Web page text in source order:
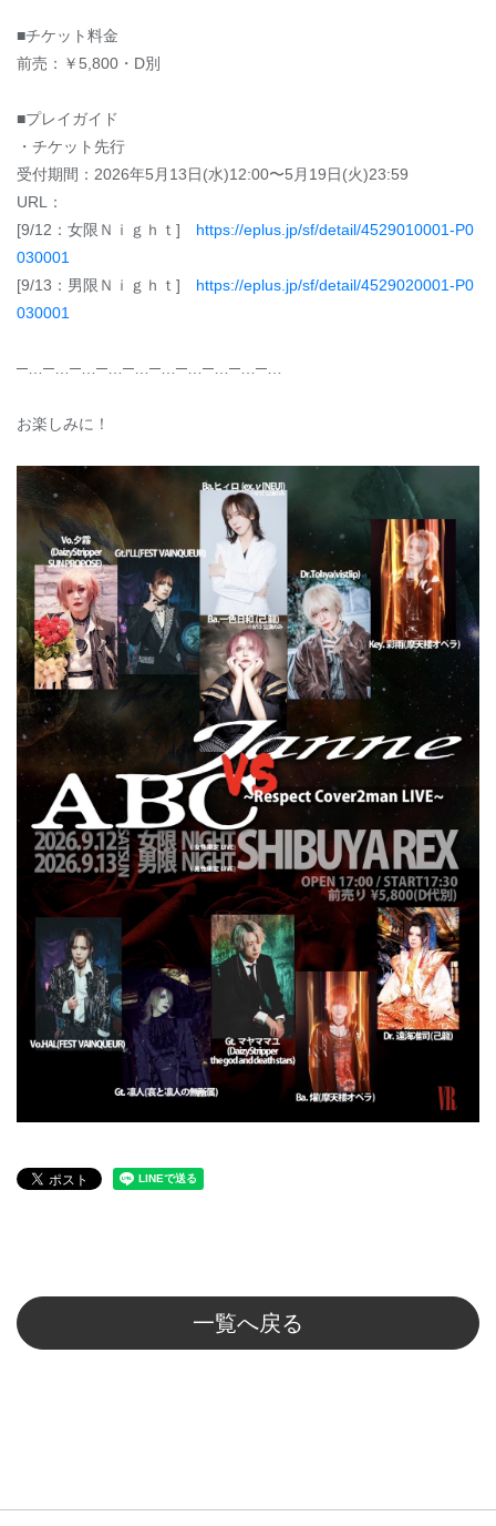
■チケット料金
前売：￥5,800・D別
■プレイガイド
・チケット先行
受付期間：2026年5月13日(水)12:00〜5月19日(火)23:59
URL：
[9/12：女限Ｎｉｇｈｔ] https://eplus.jp/sf/detail/4529010001-P0
030001
[9/13：男限Ｎｉｇｈｔ] https://eplus.jp/sf/detail/4529020001-P0
030001
─…─…─…─…─…─…─…─…─…─…
お楽しみに！
一覧へ戻る